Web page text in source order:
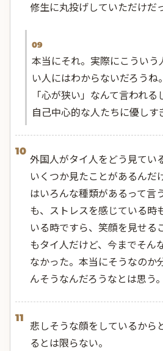
修生に丸投げしていただけだ
09
本当にそれ。実際にこうい
い人にはわからないだろうね
「心が狭い」なんて言われ
自己中心的な人たちに優しす
10
外国人がタイ人をどう見てい
いくつか見たことがあるんだ
はいろんな種類があるって言
も、ストレスを感じている時
いる時ですら、笑顔を見せる
もタイ人だけど、今までそん
なかった。本当にそうなのか
んそうなんだろうなとは思う。
11
悲しそうな顔をしているから
るとは限らない。